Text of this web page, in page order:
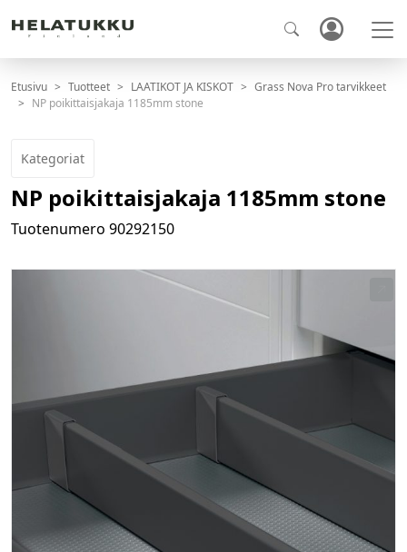
Etusivu Tuotteet LAATIKOT JA KISKOT
Grass Nova Pro tarvikkeet
NP poikittaisjakaja 1185mm stone
Kategoriat
NP poikittaisjakaja 1185mm stone
Tuotenumero 90292150